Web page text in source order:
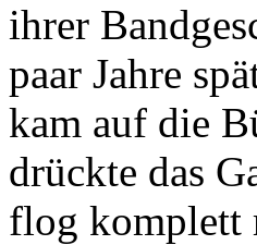
ihrer
paar Jahre
kam auf die
drückte das
flog komplett